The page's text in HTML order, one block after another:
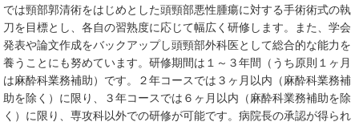
では頸部郭清術をはじめとした頭頸部悪性腫瘍に対する手術術式の執
刀を目標とし、各自の習熟度に応じて幅広く研修します。また、学会
発表や論文作成をバックアップし頭頸部外科医として総合的な能力を
養うことにも努めています。研修期間は１～３年間（うち原則１ヶ月
は麻酔科業務補助）です。２年コースでは３ヶ月以内（麻酔科業務補
助を除く）に限り、３年コースでは６ヶ月以内（麻酔科業務補助を除
く）に限り、専攻科以外での研修が可能です。病院長の承認が得られ